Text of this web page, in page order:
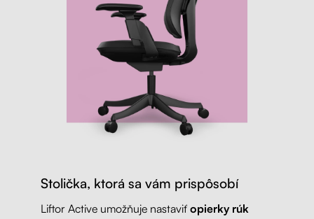
Stolička, ktorá sa vám prispôsobí
Liftor Active umožňuje nastaviť opierky rúk